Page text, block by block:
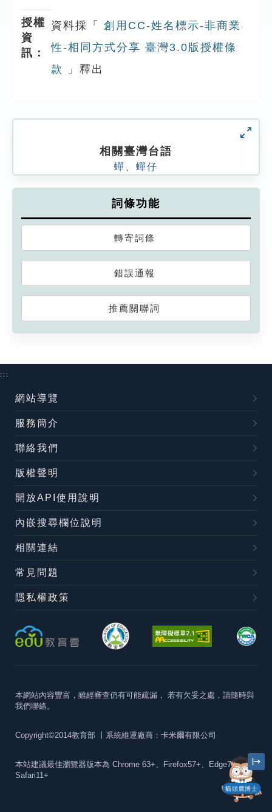
授權
資
訊：
資料採「
創用CC-姓名標示-非商業
性-相同方式分享 臺灣3.0版授權條
款
」釋出
相關臺灣台語
蟬 蟬仔
詞條功能
轉寄詞條
錯誤通報
推薦關聯詞
貓頭鷹博士
:::
網站導覽
服務簡介
聯絡我們
版權聲明
開放API使用說明
內嵌搜尋欄位說明
相關連結
常見問題
隱私權政策
本網站內容豐富，雖經審查仍有可能疏漏， 若有欠妥之處，請隨時與
我們聯絡。
Copyright©2014教育部 丨系統維運廠商：卡米爾有限公司
本站建議最佳瀏覽器版本為 Chrome 63+、Firefox57+、Edge79+及
Safari11+